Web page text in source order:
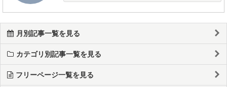
月別記事一覧を見る
カテゴリ別記事一覧を見る
フリーページ一覧を見る